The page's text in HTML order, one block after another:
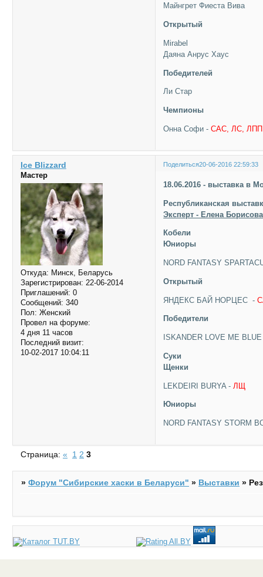
Майнгрет Фиеста Вива
Открытый
Mirabel
Даяна Анрус Хаус
Победителей
Ли Стар
Чемпионы
Онна Софи -CAC, ЛС,
Поделиться20-06-2016 22:59:33
Ice Blizzard
Мастер
Откуда: Минск, Беларусь
Зарегистрирован: 22-06-2014
Приглашений: 0
Сообщений: 340
Пол: Женский
Провел на форуме:
4 дня 11 часов
Последний визит:
10-02-2017 10:04:11
18.06.2016 - выставка в
Республиканская
Эксперт - Елена
Кобели
Юниоры
NORD FANTASY
Открытый
ЯНДЕКС БАЙ НОРЦЕС -
Победители
ISKANDER LOVE ME
Суки
Щенки
LEKDEIRI BURYA - ЛЩ
Юниоры
NORD FANTASY STORM
Страница:« 1 2 3
»Форум "Cибирские хаски в Беларуси" » Выставки »